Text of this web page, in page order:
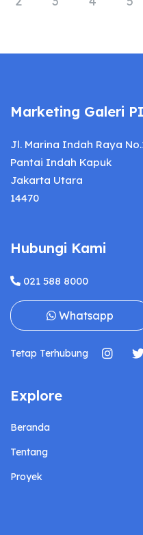
Marketing Galeri
Jl. Marina Indah Raya
Pantai Indah Kapuk
Jakarta Utara
14470
Hubungi Kami
021 588 8000
Whatsapp
Tetap Terhubung
Explore
Beranda
Tentang
Proyek